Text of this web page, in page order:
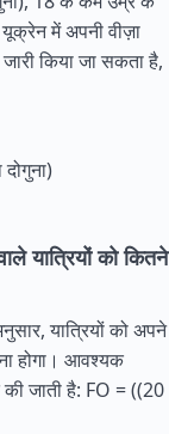
में अपनी वीज़ा
किया जा सकता है,
यात्रियों को कितने
यात्रियों को अपने
होगा। आवश्यक
जाती है: FO = ((20